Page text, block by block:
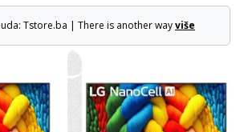
Tstore.ba | There is another wayviše